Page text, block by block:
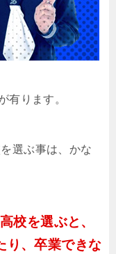
有ります。
選ぶ事は、かな
校を選ぶと、
り、卒業できな